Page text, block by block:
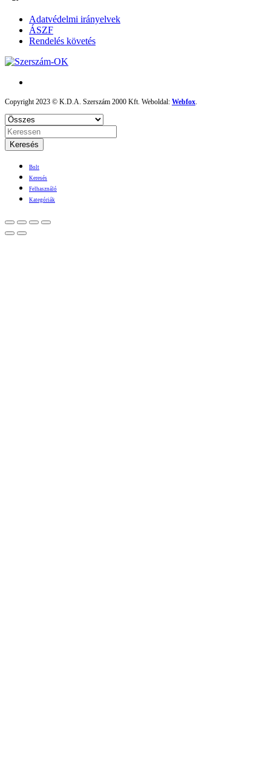
Adatvédelmi irányelvek
ÁSZF
Rendelés követés
Copyright 2023 © K.D.A. Szerszám 2000 Kft. Weboldal: Webfox.
Keresés
Bolt
Keresés
Felhasználó
Kategóriák